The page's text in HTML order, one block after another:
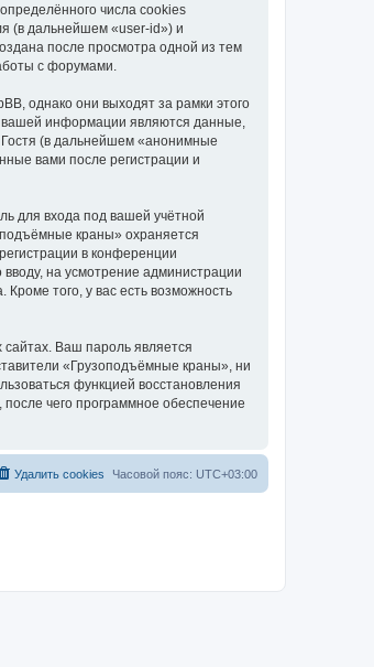
числа cookies
(в дальнейшем «user-id») и
после просмотра одной из тем
с форумами.
однако они выходят за рамки этого
вашей информации являются данные,
(в дальнейшем «анонимные
вами после регистрации и
для входа под вашей учётной
краны» охраняется
в конференции
на усмотрение администрации
того, у вас есть возможность
Ваш пароль является
«Грузоподъёмные краны», ни
функцией восстановления
чего программное обеспечение
Часовой пояс: UTC+03:00
Удалить cookies